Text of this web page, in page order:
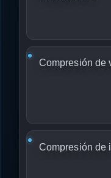
Compresión de
Compresión de